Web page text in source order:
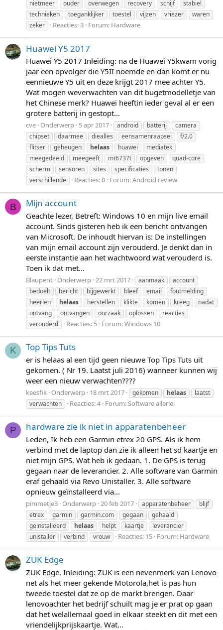
nietmeer ouder overwegen recovery schijf
stabiel
technieken
toeganklijker toestel vijzen vriezer
waren
zeker
Reacties: 3 Forum: Hardware
Huawei Y5 2017
Huawei Y5 2017 Inleiding: na de Huawei Y5kwam vorig
jaar een opvolger die Y5II noemde en dan komt er nu
eennieuwe Y5 uit en deze krijgt 2017 mee achter Y5.
Wat mogen weverwachten van dit bugetmodelletje van
het Chinese merk? Huawei heeftin ieder geval al er een
grotere batterij in gestopt...
cve Onderwerp 5 apr 2017 android batterij
camera
chipset
daarmee diealles eensamenraapsel
f/2.0
flitser
geheugen helaas huawei
mediatek
meegedeeld
meegeeft mt6737t opgeven
quad-core
scherm
sensoren sites specificaties
tonen
verschillende
Reacties: 0 Forum:Android review
B Mijn account
Geachte lezer, Betreft: Windows 10 en mijn live email
account. Sinds gisteren heb ik een bericht ontvangen
van Microsoft. De inhoudt hiervan is: De instellingen
van mijn email account zijn verouderd. Je denkt dan in
eerste instantie aan het wachtwoord wat verouderd is.
Toen ik dat met...
Blaupent Onderwerp 22 mrt 2017 aanmaak
account
bedoelt
bericht bijgewerkt bleef email
foutmelding
heerlen
helaas herstellen klikte komen kreeg
nadat
ontvang
ontvangen oorzaak oplossen
reacties
verouderd
Reacties: 5 Forum:Windows 10
K Top Tips Tuts
er is helaas al een tijd geen nieuwe Top Tips Tuts uit
gekomen. ( Nr 19. Laatst juli 2016) wanneer kunnen wij
weer een nieuw verwachten????
keesfik Onderwerp 18 mrt 2017 gekomen helaas
laatst
verwachten
Reacties: 4 Forum:Software allerlei
P hardware zie ik niet in apparatenbeheer
Leden, Ik heb een Garmin etrex 20 GPS. Als ik hem
verbind met de laptop dan zie ik alleen het sd kaartje en
niet mijn GPS. Wat heb ik gedaan. 1. De GPS is terug
gegaan naar de leverancier. 2. Alle software van Garmin
eraf gehaald via Revo Unistaller. 3. Alle software
opnieuw geïnstalleerd via...
pimmetje3 Onderwerp 20 feb 2017 apparatenbeheer
blijf
etrex
garmin garmin.com gegaan
gehaald
geinstalleerd
helaas helpt kaartje
leverancier
unistaller
verbind vrouw Reacties: 15 Forum: Hardware
ZUK Edge
ZUK Edge. Inleiding: ZUK is een nevenmerk van Lenovo
net als het meer gekende Motorola,het is pas hun
tweede toestel dat ze op de markt brengen. Daar
lenovoachter het bedrijf schuilt mag je er prat op gaan
dat het welallemaal goed in elkaar steekt en dit met een
vriendelijkprijskaartje. Wat...